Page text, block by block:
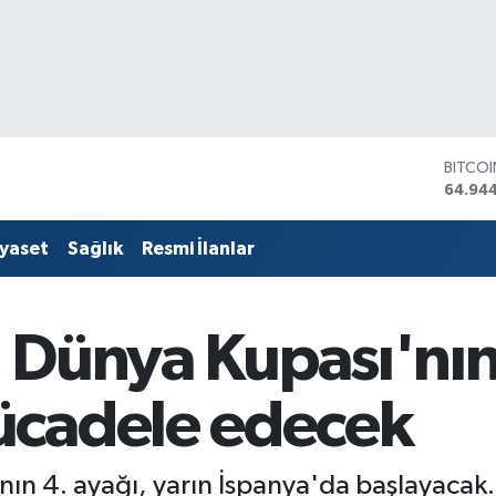
13.779
Sağlık Resmi İlanlar
edecek
4. ayağı, yarın İspanya'da başlayacak.